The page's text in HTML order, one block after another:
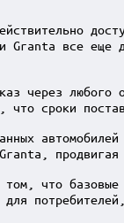
все
через
сроки
продвигая
что